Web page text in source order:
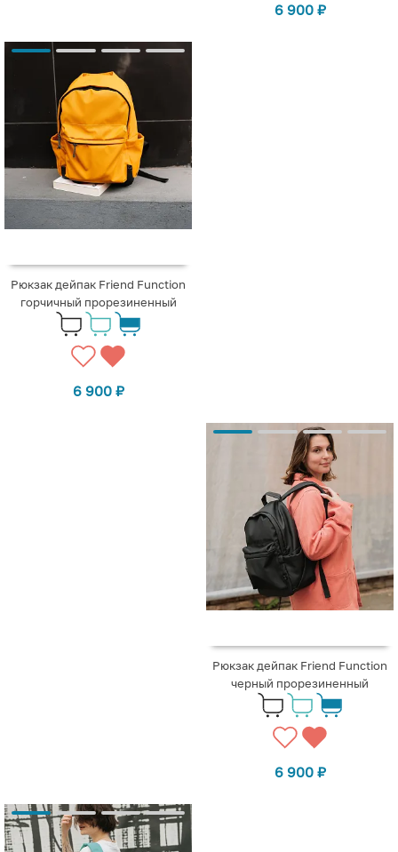
6 900 ₽
Рюкзак дейпак Friend Function
горчичный прорезиненный
6 900 ₽
Рюкзак дейпак Friend Function
черный прорезиненный
6 900 ₽